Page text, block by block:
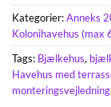
Kategorier:Anneks
Kolonihavehus (max
Tags: Bjælkehus,
Havehus med
monteringsvejledning,